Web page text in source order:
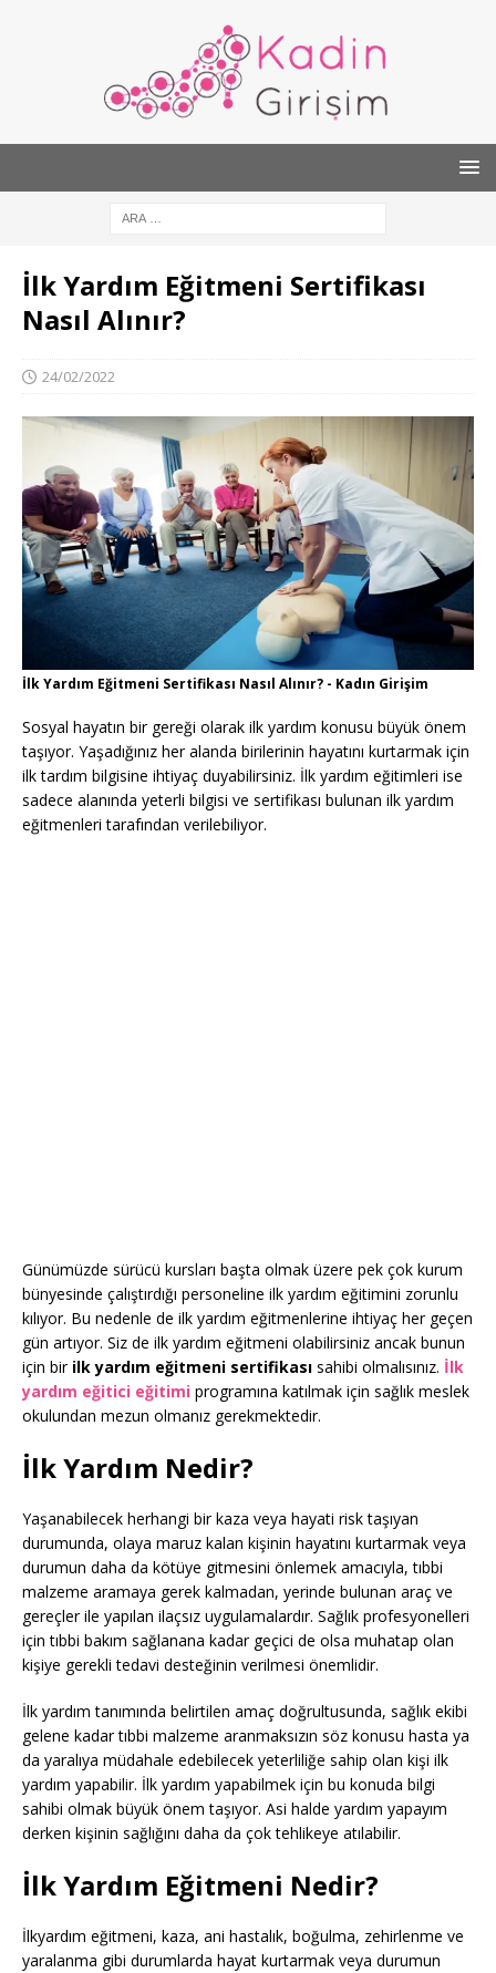
İlk Yardım Eğitmeni Sertifikası
Nasıl Alınır?
24/02/2022
İlk Yardım Eğitmeni Sertifikası Nasıl Alınır? - Kadın Girişim
Sosyal hayatın bir gereği olarak ilk yardım konusu büyük önem
taşıyor. Yaşadığınız her alanda birilerinin hayatını kurtarmak için
ilk tardım bilgisine ihtiyaç duyabilirsiniz. İlk yardım eğitimleri ise
sadece alanında yeterli bilgisi ve sertifikası bulunan ilk yardım
eğitmenleri tarafından verilebiliyor.
Günümüzde sürücü kursları başta olmak üzere pek çok kurum
bünyesinde çalıştırdığı personeline ilk yardım eğitimini zorunlu
kılıyor. Bu nedenle de ilk yardım eğitmenlerine ihtiyaç her geçen
gün artıyor. Siz de ilk yardım eğitmeni olabilirsiniz ancak bunun
için bir ilk yardım eğitmeni sertifikası sahibi olmalısınız. İlk
yardım eğitici eğitimi programına katılmak için sağlık meslek
okulundan mezun olmanız gerekmektedir.
İlk Yardım Nedir?
Yaşanabilecek herhangi bir kaza veya hayati risk taşıyan
durumunda, olaya maruz kalan kişinin hayatını kurtarmak veya
durumun daha da kötüye gitmesini önlemek amacıyla, tıbbi
malzeme aramaya gerek kalmadan, yerinde bulunan araç ve
gereçler ile yapılan ilaçsız uygulamalardır. Sağlık profesyonelleri
için tıbbi bakım sağlanana kadar geçici de olsa muhatap olan
kişiye gerekli tedavi desteğinin verilmesi önemlidir.
İlk yardım tanımında belirtilen amaç doğrultusunda, sağlık ekibi
gelene kadar tıbbi malzeme aranmaksızın söz konusu hasta ya
da yaralıya müdahale edebilecek yeterliliğe sahip olan kişi ilk
yardım yapabilir. İlk yardım yapabilmek için bu konuda bilgi
sahibi olmak büyük önem taşıyor. Asi halde yardım yapayım
derken kişinin sağlığını daha da çok tehlikeye atılabilir.
İlk Yardım Eğitmeni Nedir?
İlkyardım eğitmeni, kaza, ani hastalık, boğulma, zehirlenme ve
yaralanma gibi durumlarda hayat kurtarmak veya durumun